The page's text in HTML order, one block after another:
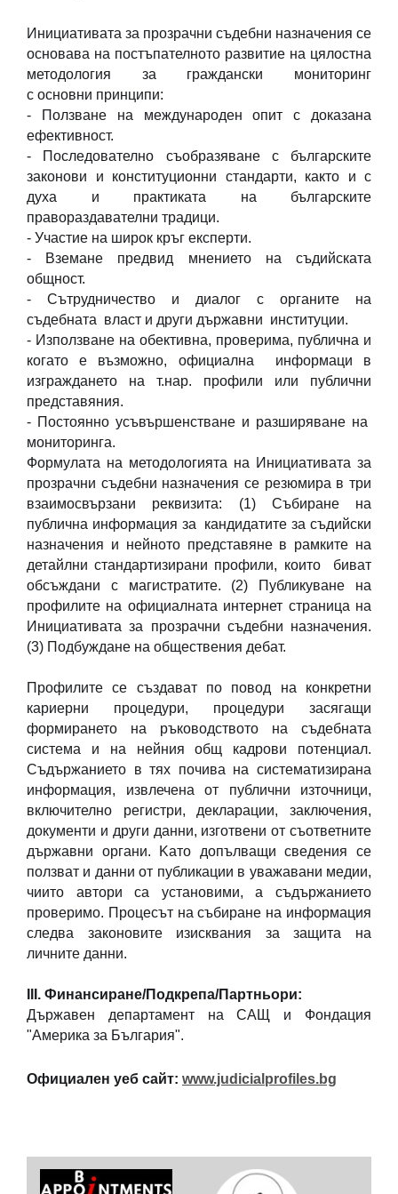
Инициативата за прозрачни съдебни назначения се
основава на постъпателното развитие на цялостна
методология за граждански мониторинг
с основни принципи:
- Ползване на международен опит с доказана
ефективност.
- Последователно съобразяване с българските
законови и конституционни стандарти, както и с
духа и практиката на българските
правораздавателни традици.
- Участие на широк кръг експерти.
- Вземане предвид мнението на съдийската
общност.
- Сътрудничество и диалог с органите на
съдебната власт и други държавни институции.
- Използване на обективна, проверима, публична и
когато е възможно, официална информаци в
изграждането на т.нар. профили или публични
представяния.
- Постоянно усъвършенстване и разширяване на
мониторинга.
Формулата на методологията на Инициативата за
прозрачни съдебни назначения се резюмира в три
взаимосвързани реквизита: (1) Събиране на
публична информация за кандидатите за съдийски
назначения и нейното представяне в рамките на
детайлни стандартизирани профили, които биват
обсъждани с магистратите. (2) Публикуване на
профилите на официалната интернет страница на
Инициативата за прозрачни съдебни назначения.
(3) Подбуждане на обществения дебат.
Профилите се създават по повод на конкретни
кариерни процедури, процедури засягащи
формирането на ръководството на съдебната
система и на нейния общ кадрови потенциал.
Съдържанието в тях почива на систематизирана
информация, извлечена от публични източници,
включително регистри, декларации, заключения,
документи и други данни, изготвени от съответните
държавни органи. Kато допълващи сведения се
ползват и данни от публикации в уважавани медии,
чиито автори са установими, а съдържанието
проверимо. Процесът на събиране на информация
следва законовите изисквания за защита на
личните данни.
III. Финансиране/Подкрепа/Партньори:
Държавен департамент на САЩ и Фондация
"Америка за България".
Официален уеб сайт: www.judicialprofiles.bg